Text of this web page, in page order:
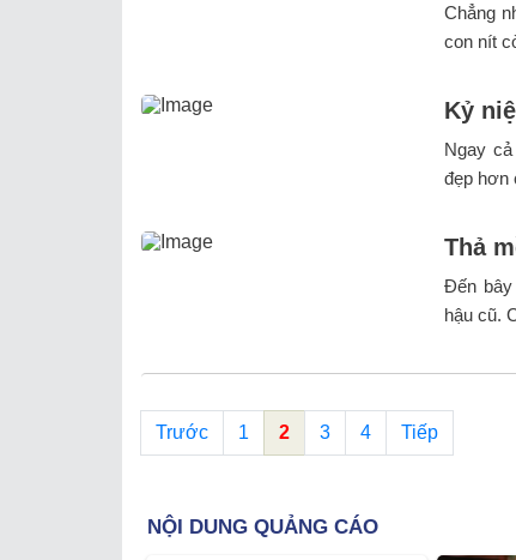
Chẳng
con nít
Kỷ
Ngay
đẹp hơn
Thả
Đến
hậu cũ.
Trước 1 2 3 4 Tiếp